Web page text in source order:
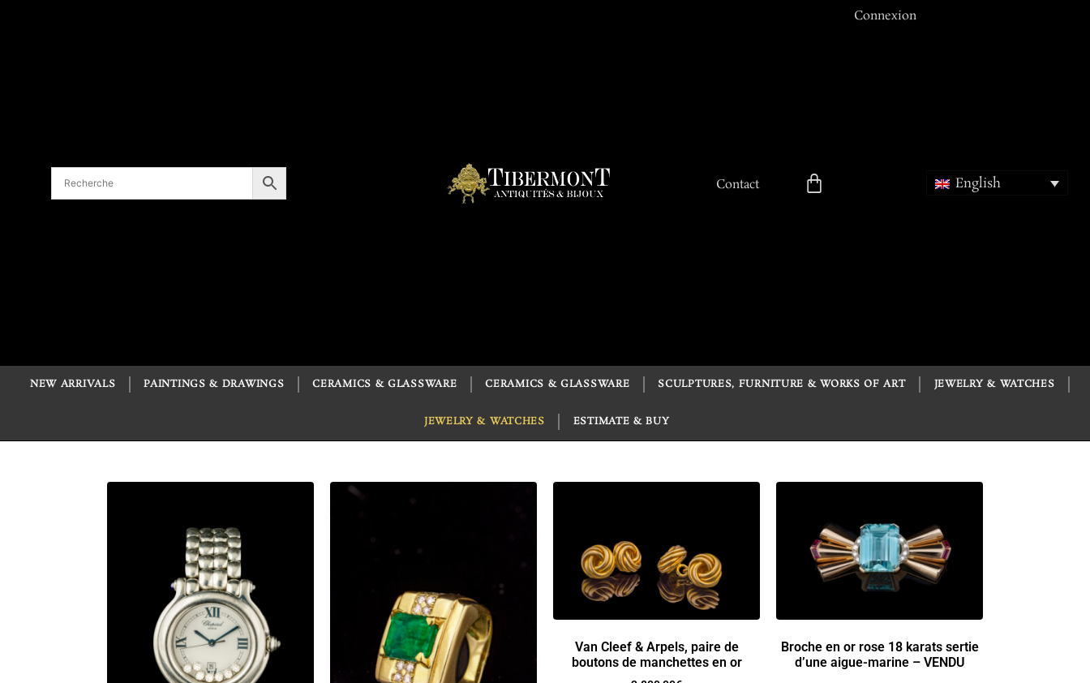
Contact
Connexion
Se souvenir de moi English
NEW ARRIVALS PAINTINGS & DRAWINGS CERAMICS & GLASSWARE CERAMICS & GLASSWARE SCULPTURES, FURNITURE & WORKS OF ART JEWELRY & WATCHES
JEWELRY & WATCHES ESTIMATE & BUY
Van Cleef & Arpels, paire de
boutons de manchettes en or
Broche en or rose 18 karats sertie
d’une aigue-marine – VENDU